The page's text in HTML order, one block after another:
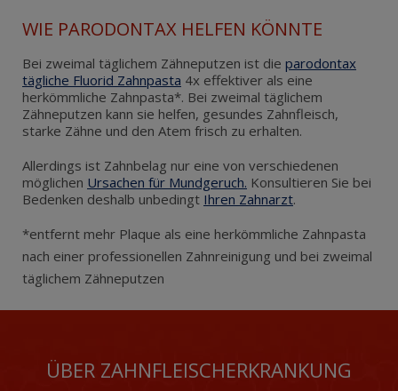
WIE PARODONTAX HELFEN KÖNNTE
Bei zweimal täglichem Zähneputzen ist die parodontax
tägliche Fluorid Zahnpasta 4x effektiver als eine
herkömmliche Zahnpasta*. Bei zweimal täglichem
Zähneputzen kann sie helfen, gesundes Zahnfleisch,
starke Zähne und den Atem frisch zu erhalten.
Allerdings ist Zahnbelag nur eine von verschiedenen
möglichen Ursachen für Mundgeruch. Konsultieren Sie bei
Bedenken deshalb unbedingt Ihren Zahnarzt.
*entfernt mehr Plaque als eine herkömmliche Zahnpasta
nach einer professionellen Zahnreinigung und bei zweimal
täglichem Zähneputzen
ÜBER ZAHNFLEISCHERKRANKUNG